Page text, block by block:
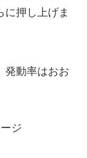
押し上げま
発動率はおお
ジ